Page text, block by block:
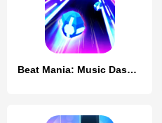
Beat Mania: Music Dash Dance